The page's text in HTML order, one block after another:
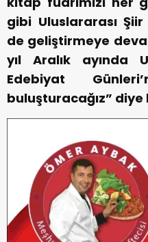
gibi Uluslararası
de geliştirmeye
yıl Aralık ayında
Edebiyat
buluşturacağız” diye